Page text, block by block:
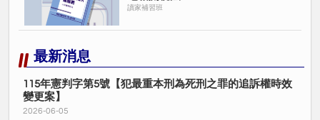
讀家補習班
最新消息
115年憲判字第5號【犯最重本刑為死刑之罪的追訴權時效
變更案】
2026-06-05